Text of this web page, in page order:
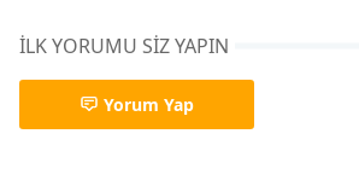
İLK YORUMU SIZ YAPIN
Yorum Yap